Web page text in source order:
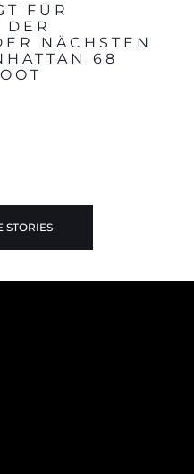
FÜR
NÄCHSTEN
68
STORIES